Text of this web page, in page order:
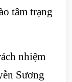
tâm trạng
nhiệm
Sương